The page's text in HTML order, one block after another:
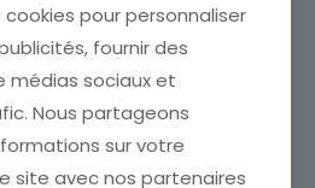
CARTE POSTALE HANOI L
AVENUE DU JARDIN
BOTANIQUE
pour personnaliser
fournir des
médias sociaux et
Nous partageons
sur votre
site avec nos partenaires